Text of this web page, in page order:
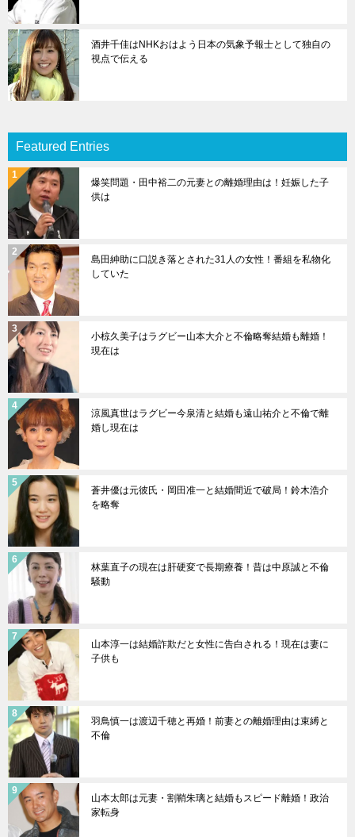
酒井千佳はNHKおはよう日本の気象予報士として独自の
視点で伝える
Featured Entries
爆笑問題・田中裕二の元妻との離婚理由は！妊娠した子
供は
島田紳助に口説き落とされた31人の女性！番組を私物化
していた
小椋久美子はラグビー山本大介と不倫略奪結婚も離婚！
現在は
涼風真世はラグビー今泉清と結婚も遠山祐介と不倫で離
婚し現在は
蒼井優は元彼氏・岡田准一と結婚間近で破局！鈴木浩介
を略奪
林葉直子の現在は肝硬変で長期療養！昔は中原誠と不倫
騒動
山本淳一は結婚詐欺だと女性に告白される！現在は妻に
子供も
羽鳥慎一は渡辺千穂と再婚！前妻との離婚理由は束縛と
不倫
山本太郎は元妻・割鞘朱璃と結婚もスピード離婚！政治
家転身